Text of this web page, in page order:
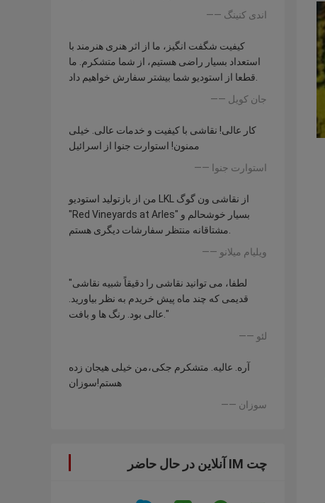
—— اندی کنینگ
کیفیت شگفت انگیز، ما از اثر هنری هنرمند با
استعداد بسیار راضی هستیم، از شما متشکرم. ما
قطعا از استودیو شما بیشتر سفارش خواهیم داد.
—— جان کویل
کار عالی! نقاشی با کیفیت و خدمات عالی. خیلی
ممنون! استوارت جنوا از اسرائیل
—— استوارت جنوا
من از بازتولید استودیو LKL از نقاشی ون گوگ
"Red Vineyards at Arles" بسیار خوشحالم و
مشتاقانه منتظر سفارشات دیگری هستم.
—— ویلیام میلانو
"لطفا، می توانید نقاشی را دقیقاً شبیه نقاشی
قدیمی که چند ماه پیش خریدم به نظر بیاورید.
عالی بود. رنگ ها و بافت."
—— لئو
آره. عالیه. متشکرم جکی،من خیلی هیجان زده
هستم!سوزان
—— سوزان
چت IM آنلاین در حال حاضر